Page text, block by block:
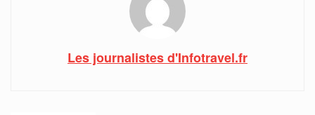
Les journalistes d'Infotravel.fr